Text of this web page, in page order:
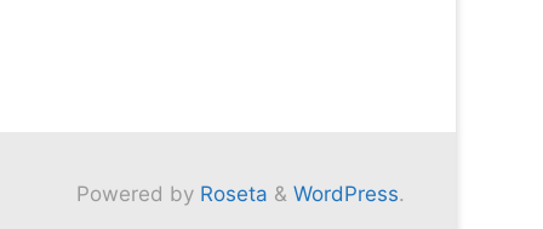
Powered byRoseta & WordPress.